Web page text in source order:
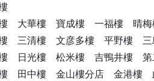
大華樓 寶成樓 一福樓 晴
三清樓 文彦多樓 平野樓
日光樓 松米樓 吉鴨井樓 第
田中樓 金山樓分店 金港樓